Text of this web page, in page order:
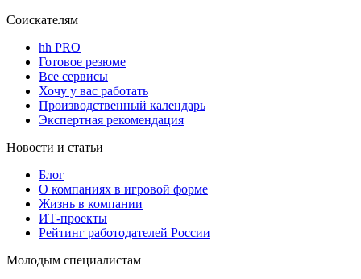
Соискателям
hh PRO
Готовое резюме
Все сервисы
Хочу у вас работать
Производственный календарь
Экспертная рекомендация
Новости и статьи
Блог
О компаниях в игровой форме
Жизнь в компании
ИТ-проекты
Рейтинг работодателей России
Молодым специалистам